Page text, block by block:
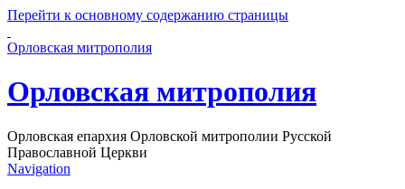
Перейти к основному содержанию страницы
Орловская митрополия
Орловская митрополия
Орловская епархия Орловской митрополии Русской
Православной Церкви
Navigation